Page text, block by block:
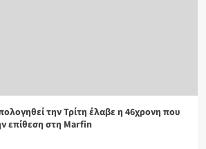
την Τρίτη έλαβε η 46χρονη που
επίθεση στη Marfin